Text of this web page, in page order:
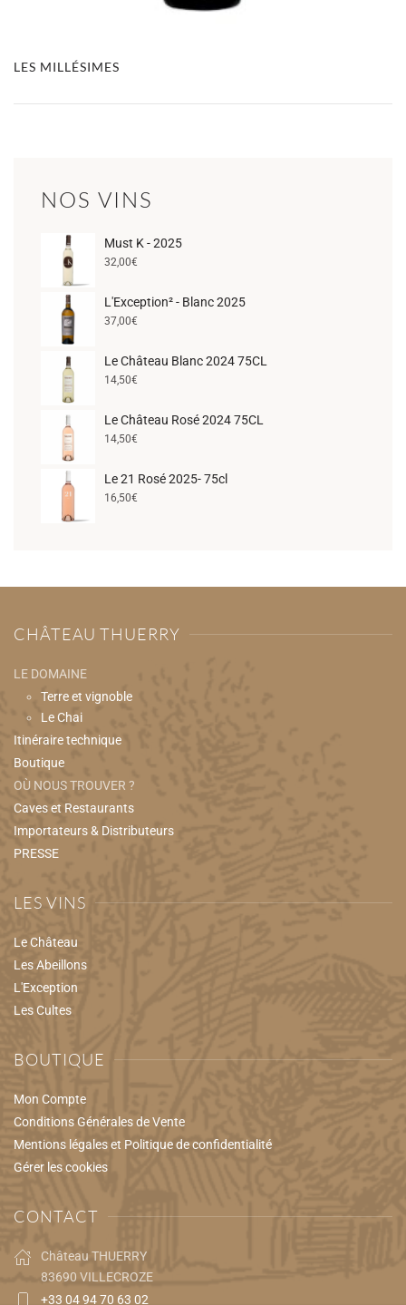
LES MILLÉSIMES
NOS VINS
Must K - 2025
32,00€
L'Exception² - Blanc 2025
37,00€
Le Château Blanc 2024 75CL
14,50€
Le Château Rosé 2024 75CL
14,50€
Le 21 Rosé 2025- 75cl
16,50€
CHÂTEAU THUERRY
LE DOMAINE
Terre et vignoble
Le Chai
Itinéraire technique
Boutique
OÙ NOUS TROUVER ?
Caves et Restaurants
Importateurs & Distributeurs
PRESSE
LES VINS
Le Château
Les Abeillons
L'Exception
Les Cultes
BOUTIQUE
Mon Compte
Conditions Générales de Vente
Mentions légales et Politique de confidentialité
Gérer les cookies
CONTACT
Château THUERRY
83690 VILLECROZE
+33 04 94 70 63 02